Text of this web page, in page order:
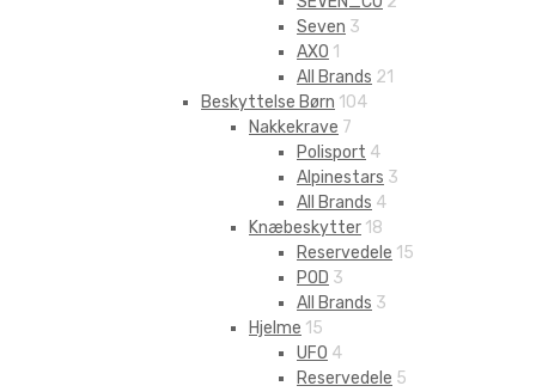
Seven 3
AXO 1
All Brands 21
Beskyttelse Børn 104
Nakkekrave 7
Polisport 4
Alpinestars 3
All Brands 4
Knæbeskytter 18
Reservedele 15
POD 3
All Brands 3
Hjelme 15
UFO 4
Reservedele 5